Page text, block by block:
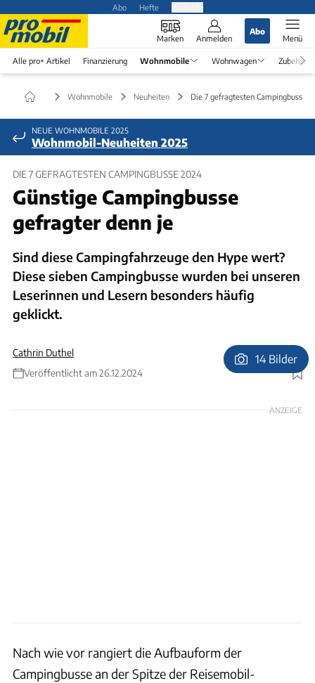
Abo Hefte
Marken Anmelden
Abo
Menü
Alle pro+ Artikel Finanzierung Wohnmobile Wohnwagen Zubehör
Wohnmobile Neuheiten Die 7 gefragtesten Campingbusse
NEUE WOHNMOBILE 2025
Wohnmobil-Neuheiten 2025
DIE 7 GEFRAGTESTEN CAMPINGBUSSE 2024
Günstige Campingbusse
gefragter denn je
Sind diese Campingfahrzeuge den Hype wert?
Diese sieben Campingbusse wurden bei unseren
Leserinnen und Lesern besonders häufig
geklickt.
Cathrin Duthel
Veröffentlicht am 26.12.2024
Foto: Ingolf Pompe
14 Bilder
ANZEIGE
Nach wie vor rangiert die Aufbauform der
Campingbusse an der Spitze der Reisemobil-